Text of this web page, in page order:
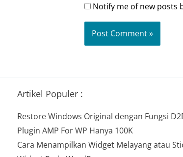
Notify me of new posts
Artikel Populer :
Restore Windows Original dengan Fungsi
Plugin AMP For WP Hanya 100K
Cara Menampilkan Widget Melayang atau